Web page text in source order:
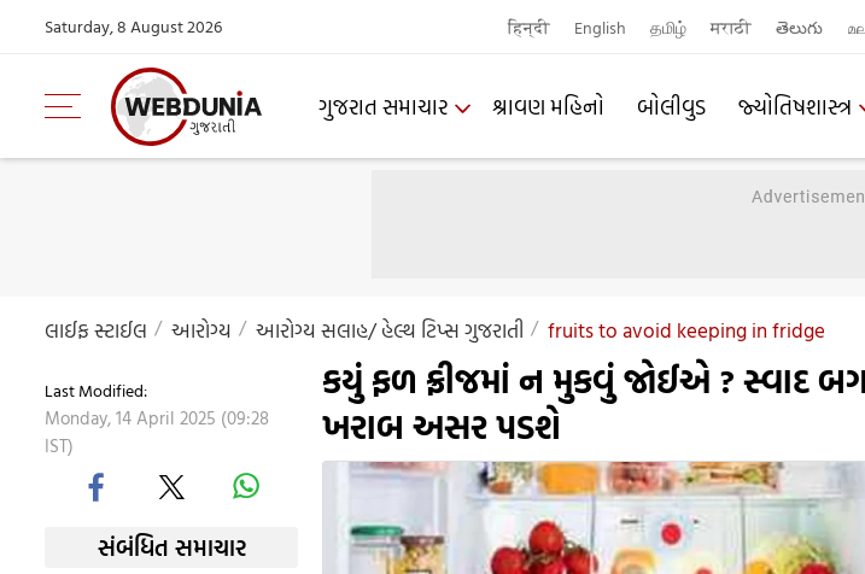
Saturday, 8 August 2026 हिन्दी English தமிழ் मराठी తెలుగు
ગુજરાત સમાચાર શ્રાવણ મહિનો બોલીવુડ જ્યોતિષશાસ્ત્ર
લાઈફ સ્ટાઈલ આરોગ્ય આરોગ્ય સલાહ/ હેલ્થ ટિપ્સ ગુજરાતી fruits to avoid keeping in fridge
Last Modified:
Monday, 14 April 2025 (09:28
IST)
સંબંધિત સમાચાર
કયું ફળ ફ્રીજમાં ન મુકવું જોઈએ ? સ્વાદ
ખરાબ અસર પડશે